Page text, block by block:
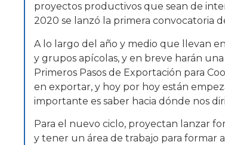
proyectos productivos que sean de
2020 se lanzó la primera convocatoria
A lo largo del año y medio que llevan
y grupos apícolas, y en breve harán
Primeros Pasos de Exportación para
en exportar, y hoy por hoy están
importante es saber hacia dónde nos
Para el nuevo ciclo, proyectan lanzar
y tener un área de trabajo para formar